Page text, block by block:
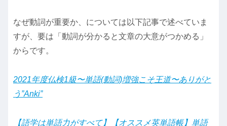
なぜ動詞が重要か、については以下記事で述べていま
すが、要は「動詞が分かると文章の大意がつかめる」
からです。
2021年度仏検1級〜単語(動詞)増強こそ王道〜ありがと
う”Anki”
【語学は単語力がすべて】【オススメ英単語帳】単語